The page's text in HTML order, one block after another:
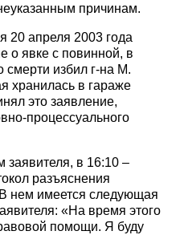
причинам.
20 апреля 2003 года
о явке с повинной, в
смерти избил г-на М.
хранилась в гараже
это заявление,
процессуального
заявителя, в 16:10 –
разъяснения
нем имеется следующая
«На время этого
помощи. Я буду